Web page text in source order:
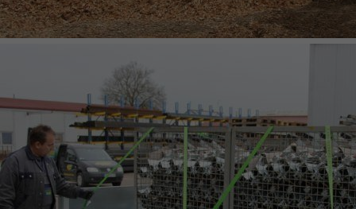
KOMBILINE AUFSÄTZE